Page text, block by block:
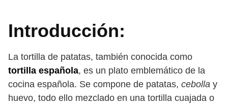
Introducción:
La tortilla de patatas, también conocida como
tortilla española, es un plato emblemático de la
cocina española. Se compone de patatas, cebolla y
huevo, todo ello mezclado en una tortilla cuajada o